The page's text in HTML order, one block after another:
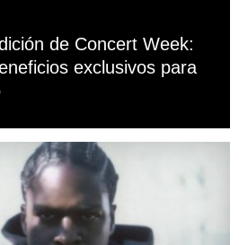
de Concert Week:
exclusivos para